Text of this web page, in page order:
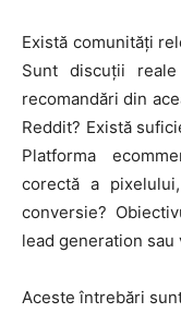
HOMEPAGE
NEWS
Există comunități
Sunt discuții
recomandări din
Reddit? Există
Platforma
corectă a
conversie?
lead generation sau
Aceste întrebări